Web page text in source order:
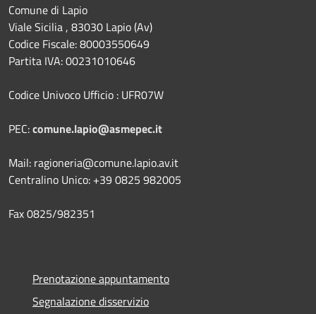
Comune di Lapio
Viale Sicilia , 83030 Lapio (Av)
Codice Fiscale: 80003550649
Partita IVA: 00231010646
Codice Univoco Ufficio : UFR07W
PEC:comune.lapio@asmepec.it
Mail: ragioneria@comune.lapio.av.it
Centralino Unico: +39 0825 982005
Fax 0825/982351
Prenotazione appuntamento
Segnalazione disservizio